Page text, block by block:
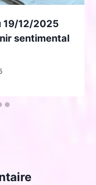
19/12/2025
sentimental